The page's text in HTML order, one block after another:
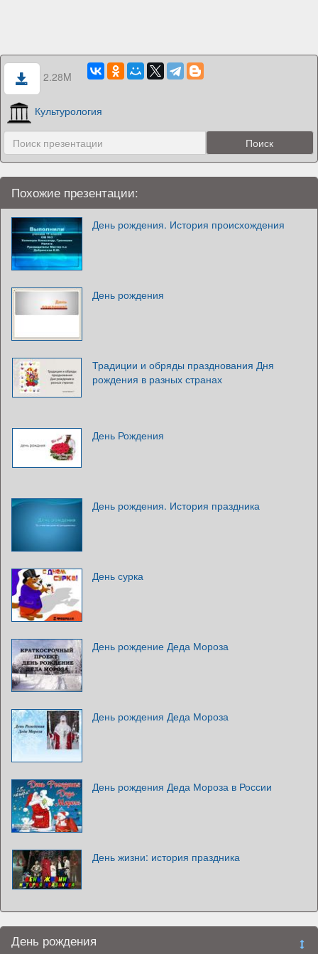
2.28M
Культурология
Похожие презентации:
День рождения. История происхождения
День рождения
Традиции и обряды празднования Дня
рождения в разных странах
День Рождения
День рождения. История праздника
День сурка
День рождение Деда Мороза
День рождения Деда Мороза
День рождения Деда Мороза в России
День жизни: история праздника
День рождения